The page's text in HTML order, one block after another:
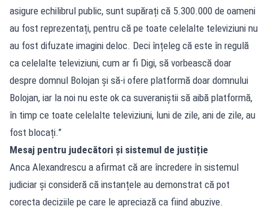
asigure echilibrul public, sunt supărați că 5.300.000 de oameni
au fost reprezentați, pentru că pe toate celelalte televiziuni nu
au fost difuzate imagini deloc. Deci înțeleg că este în regulă
ca celelalte televiziuni, cum ar fi Digi, să vorbească doar
despre domnul Bolojan și să-i ofere platformă doar domnului
Bolojan, iar la noi nu este ok ca suveraniștii să aibă platformă,
în timp ce toate celelalte televiziuni, luni de zile, ani de zile, au
fost blocați.”
Mesaj pentru judecători și sistemul de justiție
Anca Alexandrescu a afirmat că are încredere în sistemul
judiciar și consideră că instanțele au demonstrat că pot
corecta deciziile pe care le apreciază ca fiind abuzive.